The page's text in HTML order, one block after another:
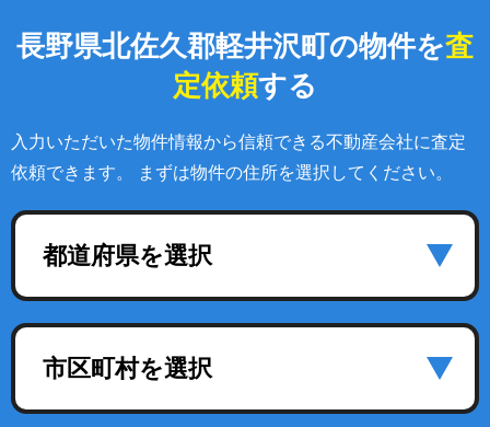
長野県北佐久郡軽井沢町の物件を査
定依頼する
入力いただいた物件情報から信頼できる不動産会社に査定
依頼できます。 まずは物件の住所を選択してください。
都道府県を選択
市区町村を選択